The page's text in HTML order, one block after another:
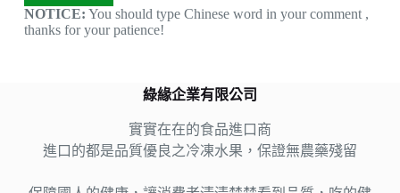
NOTICE: You should type Chinese word in your comment ,
thanks for your patience!
綠緣企業有限公司
實實在在的食品進口商
進口的都是品質優良之冷凍水果，保證無農藥殘留